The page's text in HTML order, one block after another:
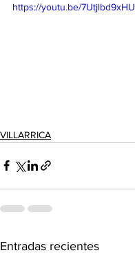
https://youtu.be/7Utjlbd9xHU
VILLARRICA
Entradas recientes